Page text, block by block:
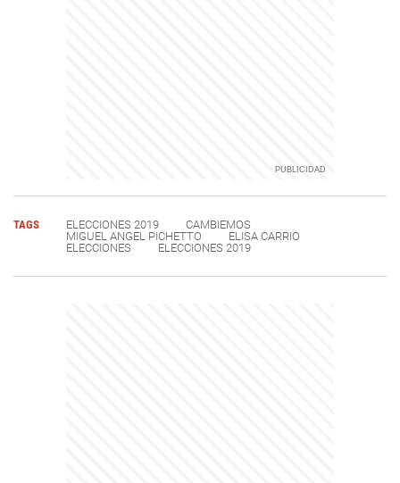
TAGS ELECCIONES 2019
CAMBIEMOS
MIGUEL ANGEL PICHETTO
ELISA CARRIO
ELECCIONES
ELECCIONES 2019